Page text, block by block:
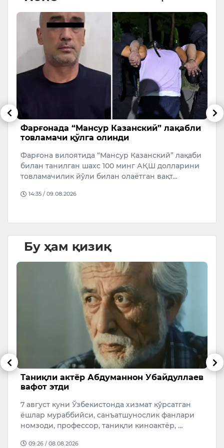
Фарғонада “Мансур Казанский” лақабли
товламачи қўлга олинди
Фарғона вилоятида “Мансур Казанский” лақаби
билан танилган шахс 100 минг АҚШ долларини
товламачилик йўли билан олаётган вақт…
14:35 / 09.08.2026
Бу ҳам қизиқ
Таниқли актёр Абдуманнон Убайдуллаев
вафот этди
7 август куни Ўзбекистонда хизмат кўрсатган
ёшлар мураббийси, санъатшунослик фанлари
номзоди, профессор, таниқли киноактёр, …
09:26 / 08.08.2026